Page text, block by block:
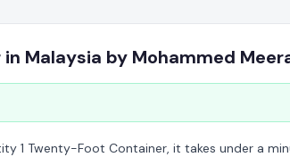
Malaysia by Mohammed
1 Twenty-Foot Container, it takes under a